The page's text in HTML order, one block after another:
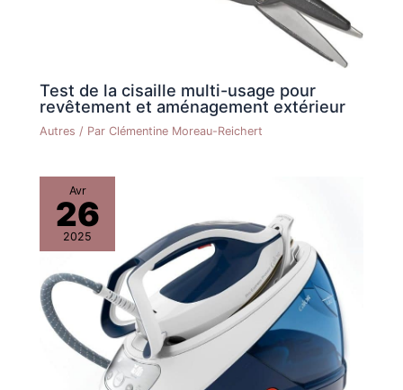
Test de la cisaille multi-usage pour
revêtement et aménagement extérieur
Autres / ParClémentine Moreau-Reichert
Avr
26
2025